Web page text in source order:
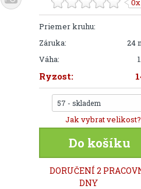
0x
Priemer kruhu:
Záruka:
24
Váha:
Ryzost:
57 - skladem
Jak vybrat velikost?
Do košíku
DORUČENÍ 2
DNY